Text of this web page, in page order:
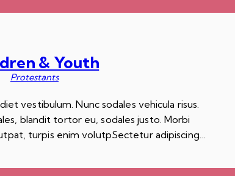
& Youth
Protestants
vestibulum. Nunc sodales vehicula risus.
blandit tortor eu, sodales justo. Morbi
turpis enim volutpSectetur adipiscing…